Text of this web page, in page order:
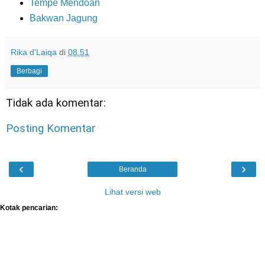
Tempe Mendoan
Bakwan Jagung
Rika d'Laiqa di 08.51
Berbagi
Tidak ada komentar:
Posting Komentar
‹ ›
Beranda
Lihat versi web
Kotak pencarian: